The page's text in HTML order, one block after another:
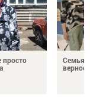
просто
Семья